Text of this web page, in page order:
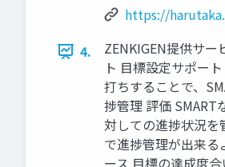
https://
4.
ZENKIGEN提供サ
ト 目標設定サポー
打ちすることで、
捗管理 評価
対しての進捗状況
で進捗管理が出来